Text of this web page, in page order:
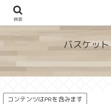
地図から探せる！穴場が
バスケッ
コンテンツはPRを含みます
検索